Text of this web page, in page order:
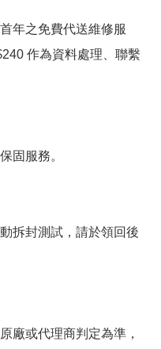
年之免費代送維修服
作為資料處理、聯繫
固服務。
拆封測試，請於領回後
廠或代理商判定為準，